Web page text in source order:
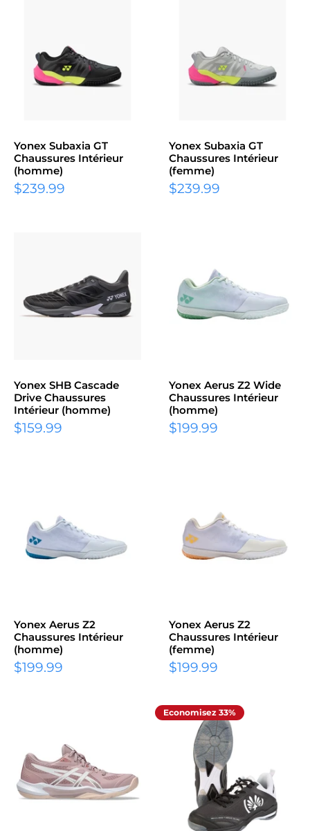
Yonex Subaxia GT
Chaussures Intérieur
(homme)
Prix
$239.99
Yonex Subaxia GT
Chaussures Intérieur
(femme)
Prix
$239.99
Yonex SHB Cascade
Drive Chaussures
Intérieur (homme)
Prix
$159.99
Yonex Aerus Z2 Wide
Chaussures Intérieur
(homme)
Prix
$199.99
Yonex Aerus Z2
Chaussures Intérieur
(homme)
Prix
$199.99
Yonex Aerus Z2
Chaussures Intérieur
(femme)
Prix
$199.99
Economisez 33%